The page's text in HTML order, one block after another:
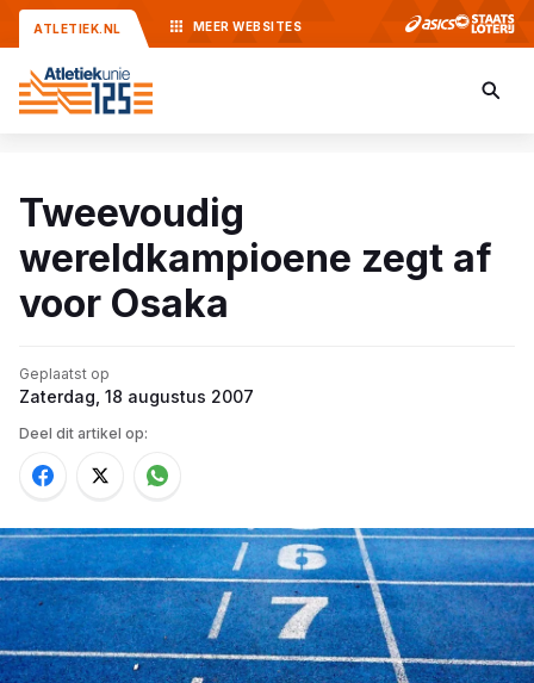
ATLETIEK.NL MEER WEBSITES
Tweevoudig
wereldkampioene zegt af
voor Osaka
Geplaatst op
Zaterdag, 18 augustus 2007
Deel dit artikel op: